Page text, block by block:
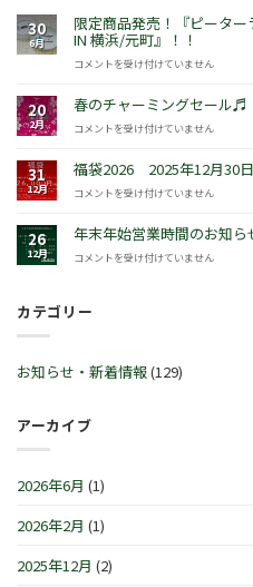
30
6月
限定商品発売！『ピータ
IN 横浜/元町』！！
限
商
品
発
『ピ
ラ
ビ
™
ブ
レ
ョ
IN
浜/
コメントを受け付けていません
20
2月
春のチャーミングセール
春
チ
ャ
ー
ン
ル
21
～
1
(日)
は
コメントを受け付けていません
31
12月
福袋2026 2025年12月30
福
2026
2025
年
30
年
4
コメントを受け付けていません
26
12月
年末年始営業時間のお知ら
年
始
お
知
で
は
コメントを受け付けていません
カテゴリー
お知らせ・新着情報(129)
アーカイブ
2026年6月 (1)
2026年2月 (1)
2025年12月 (2)